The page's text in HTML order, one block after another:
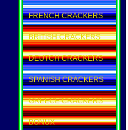
FRENCH CRACKERS
BRITISH CRACKERS
DEUTCH CRACKERS
SPANISH CRACKERS
GREECE CRACKERS
BONUX